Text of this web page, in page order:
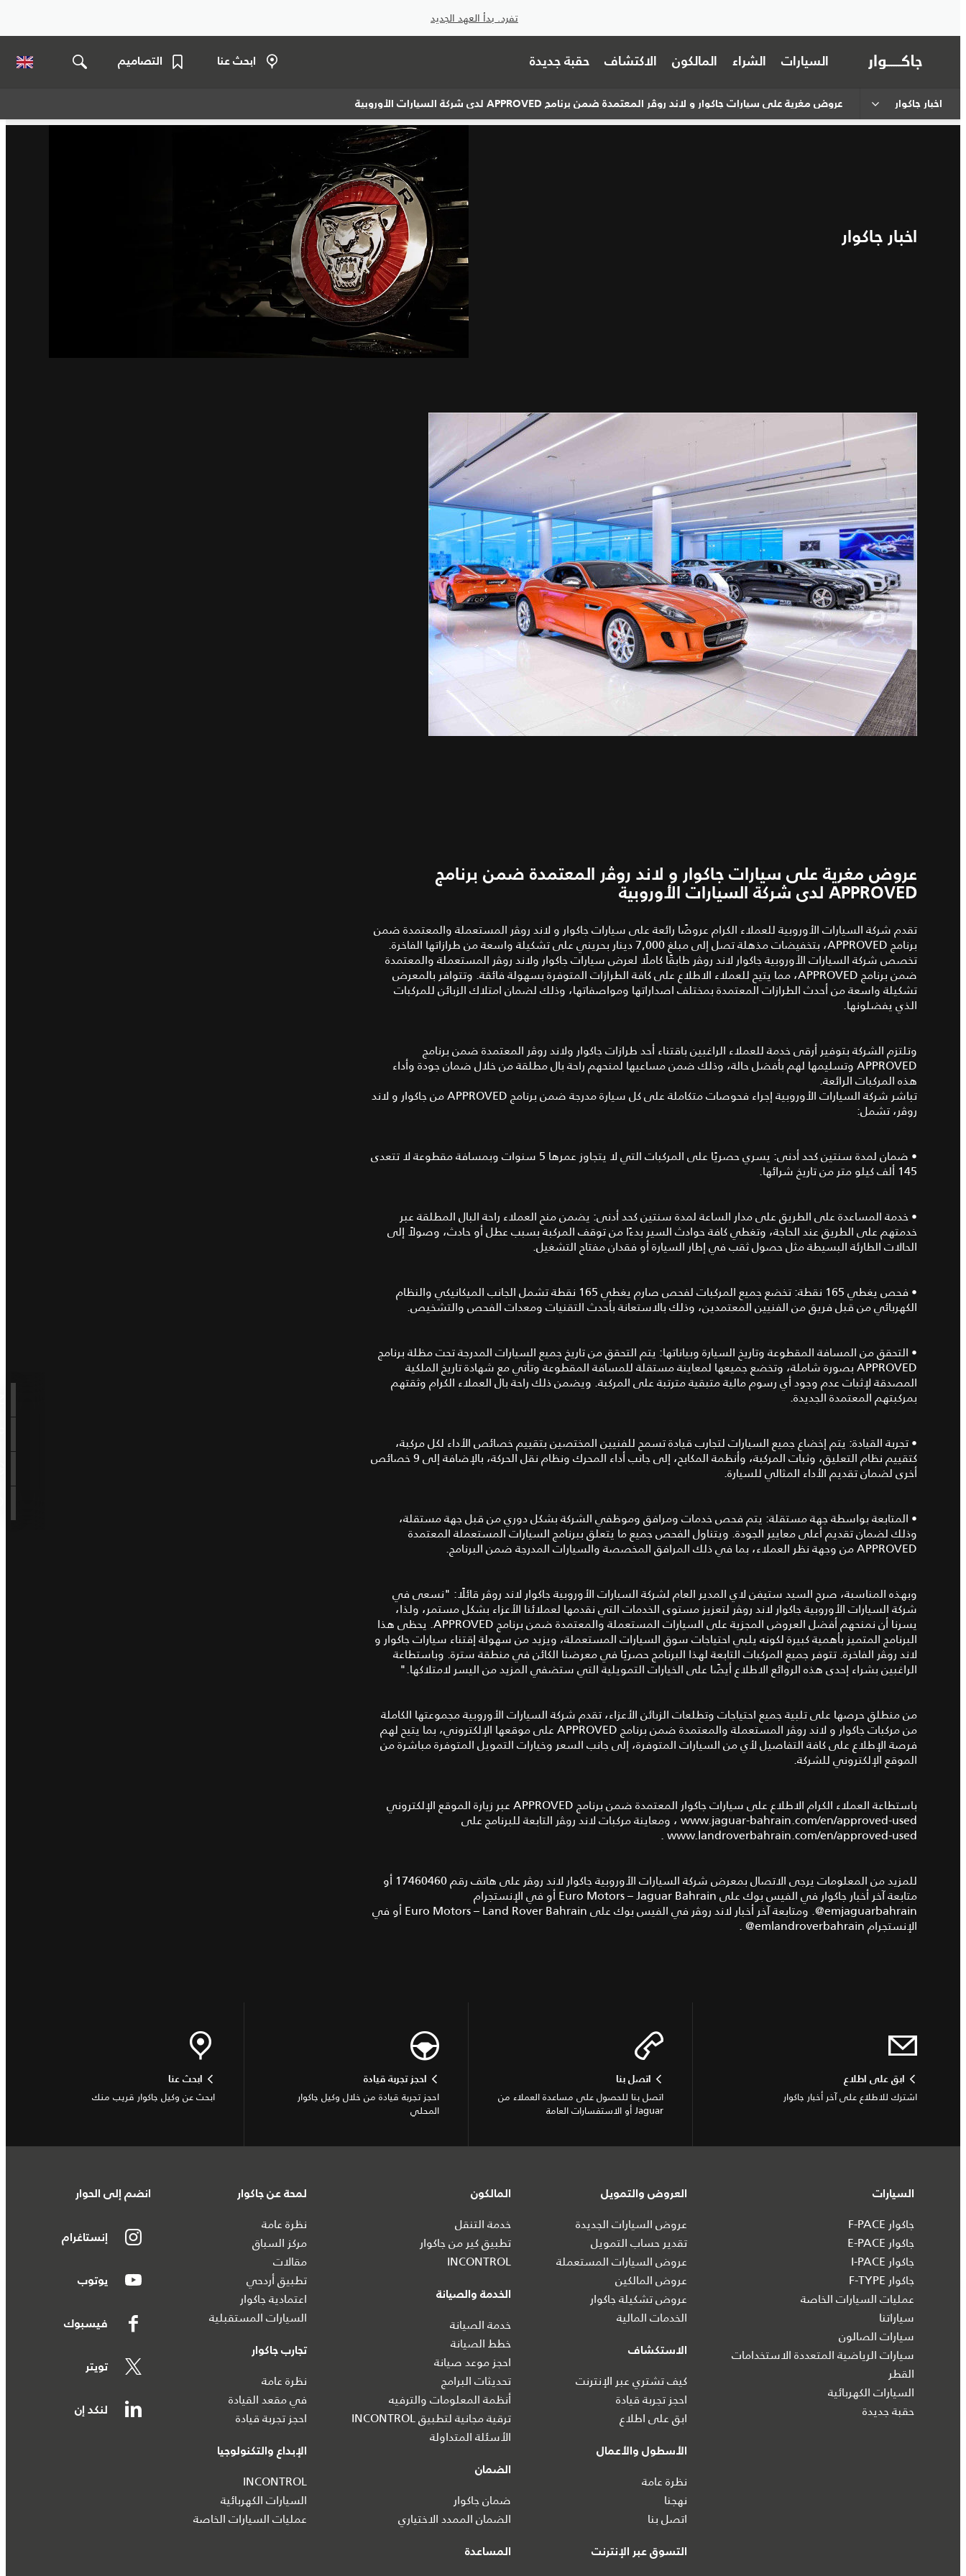
تفرد. بدأ العهد الجديد
السيارات الشراء المالكون الاكتشاف حقبة جديدة ابحث عنا التصاميم
اخبار جاكوار عروض مغرية على سيارات جاكوار و لاند روﭬر المعتمدة ضمن برنامج APPROVED لدى شركة السيارات الأوروبية
اخبار جاكوار
عروض مغرية على سيارات جاكوار و لاند روﭬر المعتمدة ضمن برنامج
APPROVED لدى شركة السيارات الأوروبية
تقدم شركة السيارات الأوروبية للعملاء الكرام عروضًا رائعة على سيارات جاكوار و لاند روﭭر المستعملة والمعتمدة ضمن
برنامج APPROVED، بتخفيضات مذهلة تصل إلى مبلغ 7,000 دينار بحريني على تشكيلة واسعة من طرازاتها الفاخرة.
تخصص شركة السيارات الأوروبية جاكوار لاند روﭭر طابقًا كاملًا لعرض سيارات جاكوار ولاند روﭭر المستعملة والمعتمدة
ضمن برنامج APPROVED، مما يتيح للعملاء الاطلاع على كافة الطرازات المتوفرة بسهولة فائقة. وتتوافر بالمعرض
تشكيلة واسعة من أحدث الطرازات المعتمدة بمختلف اصداراتها ومواصفاتها، وذلك لضمان امتلاك الزبائن للمركبات
الذي يفضلونها.
وتلتزم الشركة بتوفير أرقى خدمة للعملاء الراغبين باقتناء أحد طرازات جاكوار ولاند روﭬر المعتمدة ضمن برنامج
APPROVED وتسليمها لهم بأفضل حالة، وذلك ضمن مساعيها لمنحهم راحة بال مطلقة من خلال ضمان جودة وأداء
هذه المركبات الرائعة.
تباشر شركة السيارات الأوروبية إجراء فحوصات متكاملة على كل سيارة مدرجة ضمن برنامج APPROVED من جاكوار و لاند
روﭬر، تشمل:
• ضمان لمدة سنتين كحد أدنى: يسري حصريًا على المركبات التي لا يتجاوز عمرها 5 سنوات وبمسافة مقطوعة لا تتعدى
145 ألف كيلو متر من تاريخ شرائها.
• خدمة المساعدة على الطريق على مدار الساعة لمدة سنتين كحد أدنى: يضمن منح العملاء راحة البال المطلقة عبر
خدمتهم على الطريق عند الحاجة، وتغطي كافة حوادث السير بدءًا من توقف المركبة بسبب عطل أو حادث، وصولاً إلى
الحالات الطارئة البسيطة مثل حصول ثقب في إطار السيارة أو فقدان مفتاح التشغيل.
• فحص يغطي 165 نقطة: تخضع جميع المركبات لفحص صارم يغطي 165 نقطة تشمل الجانب الميكانيكي والنظام
الكهربائي من قبل فريق من الفنيين المعتمدين، وذلك بالاستعانة بأحدث التقنيات ومعدات الفحص والتشخيص.
• التحقق من المسافة المقطوعة وتاريخ السيارة وبياناتها: يتم التحقق من تاريخ جميع السيارات المدرجة تحت مظلة برنامج
APPROVED بصورة شاملة، وتخضع جميعها لمعاينة مستقلة للمسافة المقطوعة وتأتي مع شهادة تاريخ الملكية
المصدقة لإثبات عدم وجود أي رسوم مالية متبقية مترتبة على المركبة. ويضمن ذلك راحة بال العملاء الكرام وثقتهم
بمركبتهم المعتمدة الجديدة.
• تجربة القيادة: يتم إخضاع جميع السيارات لتجارب قيادة تسمح للفنيين المختصين بتقييم خصائص الأداء لكل مركبة،
كتقييم نظام التعليق، وثبات المركبة، وأنظمة المكابح، إلى جانب أداء المحرك ونظام نقل الحركة، بالإضافة إلى 9 خصائص
أخرى لضمان تقديم الأداء المثالي للسيارة.
• المتابعة بواسطة جهة مستقلة: يتم فحص خدمات ومرافق وموظفي الشركة بشكل دوري من قبل جهة مستقلة،
وذلك لضمان تقديم أعلى معايير الجودة. ويتناول الفحص جميع ما يتعلق ببرنامج السيارات المستعملة المعتمدة
APPROVED من وجهة نظر العملاء، بما في ذلك المرافق المخصصة والسيارات المدرجة ضمن البرنامج.
وبهذه المناسبة، صرح السيد ستيفن لاي المدير العام لشركة السيارات الأوروبية جاكوار لاند روﭬر قائلًا: "نسعى في
شركة السيارات الأوروبية جاكوار لاند روﭭر لتعزيز مستوى الخدمات التي نقدمها لعملائنا الأعزاء بشكل مستمر، ولذا،
يسرنا أن نمنحهم أفضل العروض المجزية على السيارات المستعملة والمعتمدة ضمن برنامج APPROVED. يحظى هذا
البرنامج المتميز بأهمية كبيرة لكونه يلبي احتياجات سوق السيارات المستعملة، ويزيد من سهولة إقتناء سيارات جاكوار و
لاند روﭭر الفاخرة. تتوفر جميع المركبات التابعة لهذا البرنامج حصريًا في معرضنا الكائن في منطقة سترة. وباستطاعة
الراغبين بشراء إحدى هذه الروائع الاطلاع أيضًا على الخيارات التمويلية التي ستضفي المزيد من اليسر لامتلاكها."
من منطلق حرصها على تلبية جميع احتياجات وتطلعات الزبائن الأعزاء، تقدم شركة السيارات الأوروبية مجموعتها الكاملة
من مركبات جاكوار و لاند روﭭر المستعملة والمعتمدة ضمن برنامج APPROVED على موقعها الإلكتروني، بما يتيح لهم
فرصة الإطلاع على كافة التفاصيل لأي من السيارات المتوفرة، إلى جانب السعر وخيارات التمويل المتوفرة مباشرة من
الموقع الإلكتروني للشركة.
باستطاعة العملاء الكرام الاطلاع على سيارات جاكوار المعتمدة ضمن برنامج APPROVED عبر زيارة الموقع الإلكتروني
www.jaguar-bahrain.com/en/approved-used ، ومعاينة مركبات لاند روﭭر التابعة للبرنامج على
www.landroverbahrain.com/en/approved-used
.
للمزيد من المعلومات يرجى الاتصال بمعرض شركة السيارات الأوروبية جاكوار لاند روﭭر على هاتف رقم 17460460 أو
متابعة آخر أخبار جاكوار في الفيس بوك على Euro Motors – Jaguar Bahrain أو في الإنستجرام
emjaguarbahrain@
. ومتابعة آخر أخبار لاند روﭭر في الفيس بوك على Euro Motors – Land Rover Bahrain أو في
الإنستجرام emlandroverbahrain@ .
ابق على اطلاع
اشترك للاطلاع على آخر أخبار جاكوار
اتصل بنا
اتصل بنا للحصول على مساعدة العملاء من
Jaguar أو الاستفسارات العامة
احجز تجربة قيادة
احجز تجربة قيادة من خلال وكيل جاكوار
المحلي
ابحث عنا
ابحث عن وكيل جاكوار قريب منك
السيارات
جاكوار F-PACE
جاكوار E-PACE
جاكوار I‑PACE
جاكوار F-TYPE
عمليات السيارات الخاصة
سياراتنا
سيارات الصالون
سيارات الرياضية المتعددة الاستخدامات
القطر
السيارات الكهربائية
حقبة جديدة
العروض والتمويل
عروض السيارات الجديدة
تقدير حساب التمويل
عروض السيارات المستعملة
عروض المالكين
عروض تشكيلة جاكوار
الخدمات المالية
الاستكشاف
كيف تشتري عبر الإنترنت
احجز تجربة قيادة
ابق على اطلاع
الأسطول والأعمال
نظرة عامة
نهجنا
اتصل بنا
التسوق عبر الإنترنت
المالكون
خدمة التنقل
تطبيق كير من جاكوار
INCONTROL
الخدمة والصيانة
خدمة الصيانة
خطط الصيانة
احجز موعد صيانة
تحديثات البرامج
أنظمة المعلومات والترفيه
ترقية مجانية لتطبيق INCONTROL
الأسئلة المتداولة
الضمان
ضمان جاكوار
الضمان الممدد الاختياري
المساعدة
لمحة عن جاكوار
نظرة عامة
مركز السباق
مقالات
تطبيق أردحي
اعتمادية جاكوار
السيارات المستقبلية
تجارب جاكوار
نظرة عامة
في مقعد القيادة
احجز تجربة قيادة
الإبداع والتكنولوجيا
INCONTROL
السيارات الكهربائية
عمليات السيارات الخاصة
انضم إلى الحوار
إنستاغرام
يوتوب
فيسبوك
تويتر
لنكد إن